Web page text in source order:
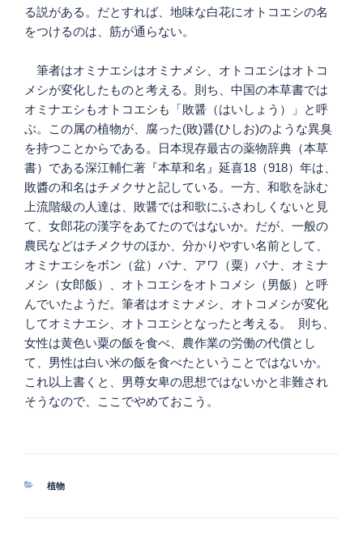
る説がある。だとすれば、地味な白花にオトコエシの名
をつけるのは、筋が通らない。
筆者はオミナエシはオミナメシ、オトコエシはオトコ
メシが変化したものと考える。則ち、中国の本草書では
オミナエシもオトコエシも「敗醤（はいしょう）」と呼
ぶ。この属の植物が、腐った(敗)醤(ひしお)のような異臭
を持つことからである。日本現存最古の薬物辞典（本草
書）である深江輔仁著『本草和名』延喜18（918）年は、
敗醬の和名はチメクサと記している。一方、和歌を詠む
上流階級の人達は、敗醤では和歌にふさわしくないと見
て、女郎花の漢字をあてたのではないか。だが、一般の
農民などはチメクサのほか、分かりやすい名前として、
オミナエシをボン（盆）バナ、アワ（粟）バナ、オミナ
メシ（女郎飯）、オトコエシをオトコメシ（男飯）と呼
んでいたようだ。筆者はオミナメシ、オトコメシが変化
してオミナエシ、オトコエシとなったと考える。 則ち、
女性は黄色い粟の飯を食べ、農作業の労働の代償とし
て、男性は白い米の飯を食べたということではないか。
これ以上書くと、男尊女卑の思想ではないかと非難され
そうなので、ここでやめておこう。
カ
植物